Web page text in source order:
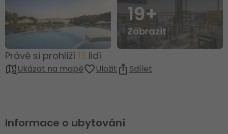
19+
Zobrazit
Právě si prohlíží 13 lidí
Ukázat na mapě Uložit Sdílet
Informace o ubytování